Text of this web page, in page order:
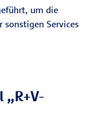
um die
sonstigen Services